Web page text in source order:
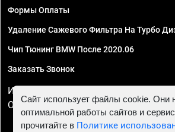
Формы Оплаты
Удаление Сажевого Фильтра На Турбо
Чип Тюнинг BMW После 2020.06
Заказать Звонок
ИП Смирнов Георгий Павлович. ИНН
ОГРНИП 324470400032610
Сайт использует файлы cookie. Они
оптимальной работы сайтов и
прочитайте в Политике